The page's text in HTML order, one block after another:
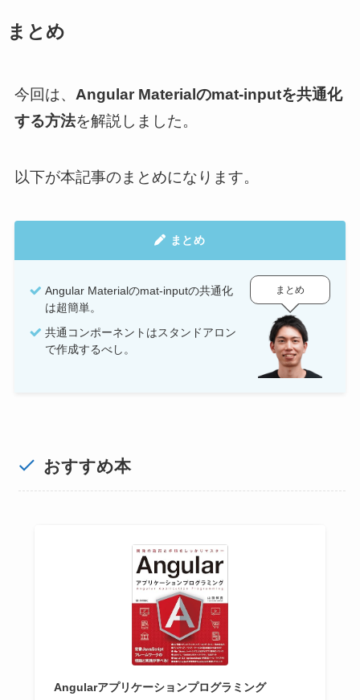
まとめ
今回は、 Angular Materialのmat-inputを共通化
する方法を解説しました。
以下が本記事のまとめになります。
まとめ
Angular Materialのmat-inputの共通化
は超簡単。
共通コンポーネントはスタンドアロン
で作成するべし。
まとめ
おすすめ本
Angularアプリケーションプログラミング